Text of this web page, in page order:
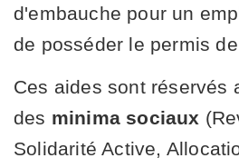
d'embauche pour un
de posséder le permis de
Ces aides sont réservés
des minima sociaux
Solidarité Active,